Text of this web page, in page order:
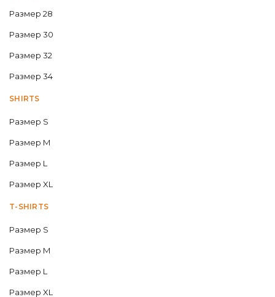
Размер 28
Размер 30
Размер 32
Размер 34
SHIRTS
Размер S
Размер M
Размер L
Размер XL
T-SHIRTS
Размер S
Размер M
Размер L
Размер XL